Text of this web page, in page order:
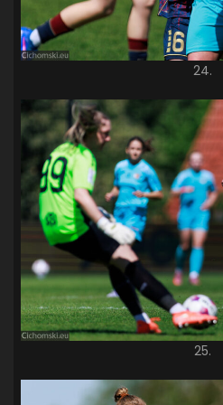
24.
25.